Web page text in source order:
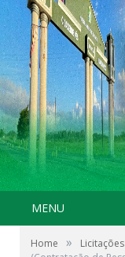
MENU
Home » Licitações